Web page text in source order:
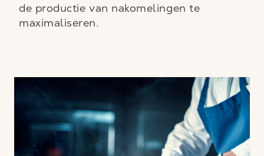
de productie van nakomelingen te
maximaliseren.